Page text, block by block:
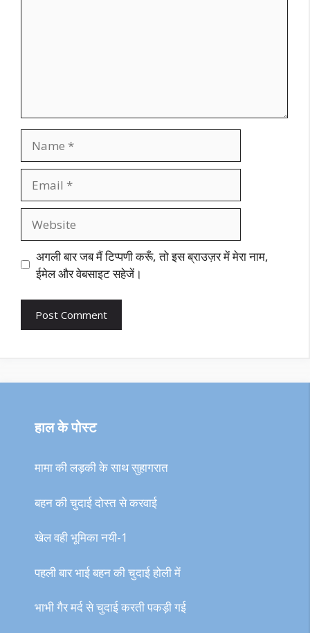
अगली बार जब मैं टिप्पणी करूँ, तो इस ब्राउज़र में मेरा नाम,
ईमेल और वेबसाइट सहेजें।
हाल के पोस्ट
मामा की लड़की के साथ सुहागरात
बहन की चुदाई दोस्त से करवाई
खेल वही भूमिका नयी-1
पहली बार भाई बहन की चुदाई होली में
भाभी गैर मर्द से चुदाई करती पकड़ी गई